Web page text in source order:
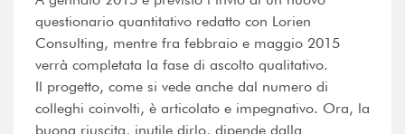
questionario quantitativo redatto con Lorien
Consulting, mentre fra febbraio e maggio 2015
verrà completata la fase di ascolto qualitativo.
Il progetto, come si vede anche dal numero di
colleghi coinvolti, è articolato e impegnativo. Ora, la
buona riuscita, inutile dirlo, dipende dalla